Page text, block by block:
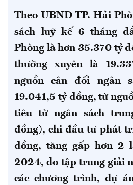
Theo UBND TP. Hải
sách luỹ kế 6 tháng
Phòng là hơn 35.370 tỷ
thường xuyên là
nguồn cân đối ngân
19.041,5 tỷ đồng, từ
tiêu từ ngân sách
đồng), chi đầu tư phát
đồng, tăng gấp hơn 2
2024, do tập trung giải
các chương trình, dự